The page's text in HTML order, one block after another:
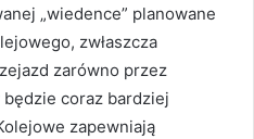
„wiedence” planowane
zwłaszcza
zarówno przez
coraz bardziej
zapewniają